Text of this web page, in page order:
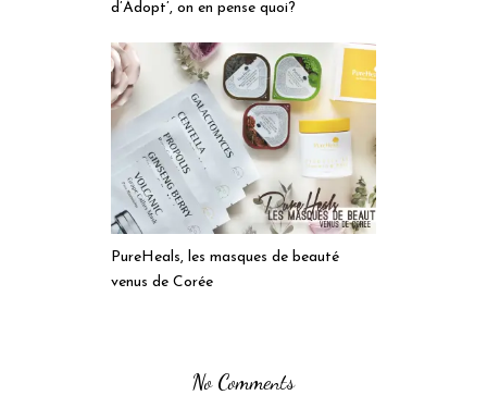
d’Adopt’, on en pense quoi?
PureHeals, les masques de beauté
venus de Corée
No Comments